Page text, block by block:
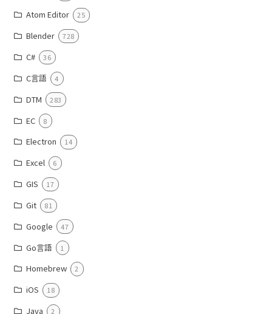
Atom Editor 25
Blender 728
C# 36
C言語 4
DTM 283
EC 8
Electron 14
Excel 6
GIS 17
Git 81
Google 47
Go言語 1
Homebrew 2
iOS 18
Java 2